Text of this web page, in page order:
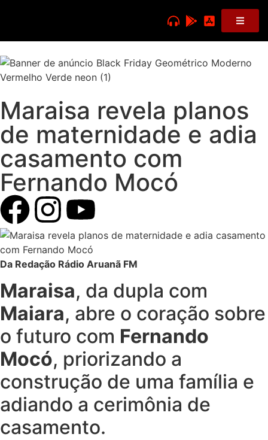
Maraisa revela planos
de maternidade e adia
casamento com
Fernando Mocó
Da Redação Rádio Aruanã FM
Maraisa, da dupla com
Maiara, abre o coração sobre
o futuro com Fernando
Mocó, priorizando a
construção de uma família e
adiando a cerimônia de
casamento.